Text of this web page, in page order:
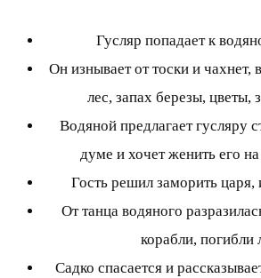
Гусляр попадает к
Он изнывает от тоски и
лес, запах березы, цветы,
Водяной предлагает гусляру
думе и хочет женить его
Гость решил заморить царя,
От танца водяного
корабли, погибли
Садко спасается и